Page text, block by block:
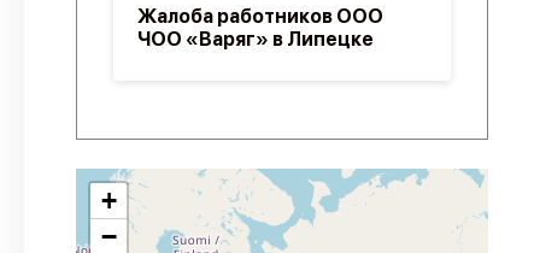
Жалоба работников ООО
ЧОО «Варяг» в Липецке
+
−